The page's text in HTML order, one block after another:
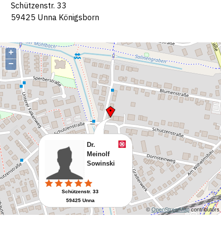
Schützenstr. 33
59425 Unna Königsborn